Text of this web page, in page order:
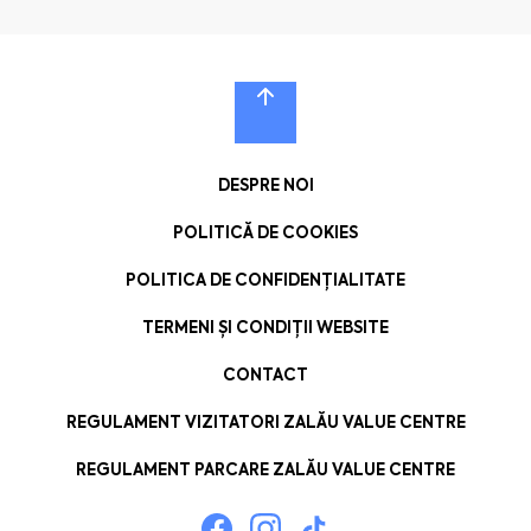
DESPRE NOI
POLITICĂ DE COOKIES
POLITICA DE CONFIDENȚIALITATE
TERMENI ȘI CONDIȚII WEBSITE
CONTACT
REGULAMENT VIZITATORI ZALĂU VALUE CENTRE
REGULAMENT PARCARE ZALĂU VALUE CENTRE